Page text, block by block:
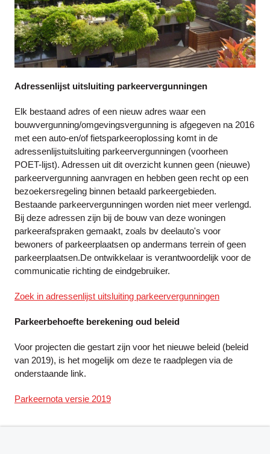
Adressenlijst uitsluiting parkeervergunningen
Elk bestaand adres of een nieuw adres waar een
bouwvergunning/omgevingsvergunning is afgegeven na 2016
met een auto-en/of fietsparkeeroplossing komt in de
adressenlijstuitsluiting parkeervergunningen (voorheen
POET-lijst). Adressen uit dit overzicht kunnen geen (nieuwe)
parkeervergunning aanvragen en hebben geen recht op een
bezoekersregeling binnen betaald parkeergebieden.
Bestaande parkeervergunningen worden niet meer verlengd.
Bij deze adressen zijn bij de bouw van deze woningen
parkeerafspraken gemaakt, zoals bv deelauto's voor
bewoners of parkeerplaatsen op andermans terrein of geen
parkeerplaatsen.De ontwikkelaar is verantwoordelijk voor de
communicatie richting de eindgebruiker.
Zoek in adressenlijst uitsluiting parkeervergunningen
Parkeerbehoefte berekening oud beleid
Voor projecten die gestart zijn voor het nieuwe beleid (beleid
van 2019), is het mogelijk om deze te raadplegen via de
onderstaande link.
Parkeernota versie 2019